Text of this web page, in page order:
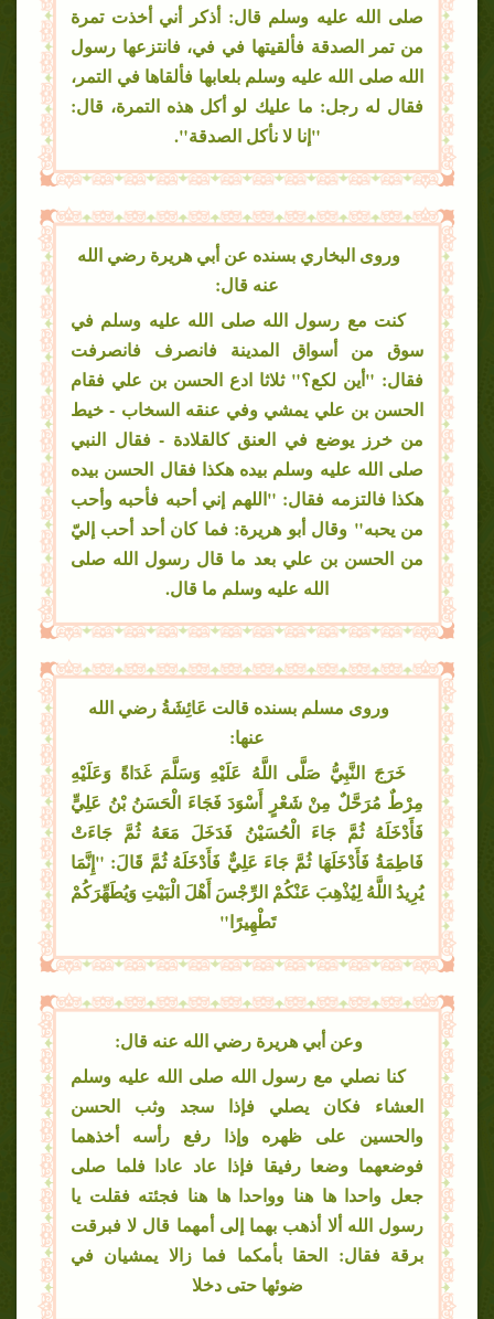
صلى الله عليه وسلم قال: أذكر أني أخذت تمرة
من تمر الصدقة فألقيتها في في، فانتزعها رسول
الله صلى الله عليه وسلم بلعابها فألقاها في التمر،
فقال له رجل: ما عليك لو أكل هذه التمرة، قال:
"إنا لا نأكل الصدقة".
وروى البخاري بسنده عن أبي هريرة رضي الله
عنه قال:
كنت مع رسول الله صلى الله عليه وسلم في
سوق من أسواق المدينة فانصرف فانصرفت
فقال: "أين لكع؟" ثلاثا ادع الحسن بن علي فقام
الحسن بن علي يمشي وفي عنقه السخاب - خيط
من خرز يوضع في العنق كالقلادة - فقال النبي
صلى الله عليه وسلم بيده هكذا فقال الحسن بيده
هكذا فالتزمه فقال: "اللهم إني أحبه فأحبه وأحب
من يحبه" وقال أبو هريرة: فما كان أحد أحب إليّ
من الحسن بن علي بعد ما قال رسول الله صلى
الله عليه وسلم ما قال.
وروى مسلم بسنده قالت عَائِشَةُ رضي الله
عنها:
خَرَجَ النَّبِيُّ صَلَّى اللَّهُ عَلَيْهِ وَسَلَّمَ غَدَاةً وَعَلَيْهِ
مِرْطٌ مُرَحَّلٌ مِنْ شَعْرٍ أَسْوَدَ فَجَاءَ الْحَسَنُ بْنُ عَلِيٍّ
فَأَدْخَلَهُ ثُمَّ جَاءَ الْحُسَيْنُ فَدَخَلَ مَعَهُ ثُمَّ جَاءَتْ
فَاطِمَةُ فَأَدْخَلَهَا ثُمَّ جَاءَ عَلِيٌّ فَأَدْخَلَهُ ثُمَّ قَالَ: "إِنَّمَا
يُرِيدُ اللَّهُ لِيُذْهِبَ عَنْكُمْ الرِّجْسَ أَهْلَ الْبَيْتِ وَيُطَهِّرَكُمْ
تَطْهِيرًا"
وعن أبي هريرة رضي الله عنه قال:
كنا نصلي مع رسول الله صلى الله عليه وسلم
العشاء فكان يصلي فإذا سجد وثب الحسن
والحسين على ظهره وإذا رفع رأسه أخذهما
فوضعهما وضعا رفيقا فإذا عاد عادا فلما صلى
جعل واحدا ها هنا وواحدا ها هنا فجئته فقلت يا
رسول الله ألا أذهب بهما إلى أمهما قال لا فبرقت
برقة فقال: الحقا بأمكما فما زالا يمشيان في
ضوئها حتى دخلا